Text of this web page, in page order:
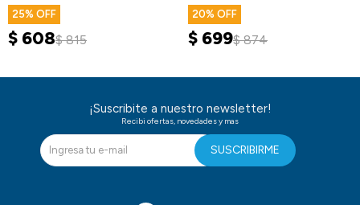
Estres
25
$ 608$ 815
20
$ 699$ 874
¡Suscribite a nuestro newsletter!
Recibi ofertas, novedades y mas
SUSCRIBIRME